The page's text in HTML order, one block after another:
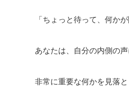
「ちょっと待って、何か
あなたは、自分の内側の
非常に重要な何かを見落と